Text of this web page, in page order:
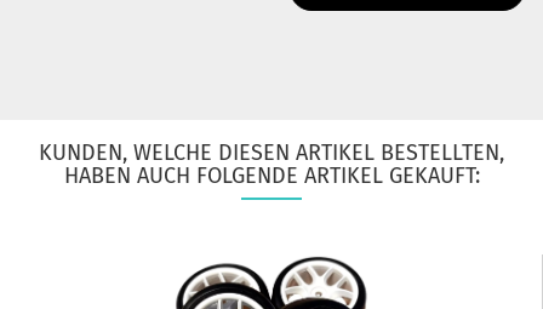
KUNDEN, WELCHE DIESEN ARTIKEL BESTELLTEN,
HABEN AUCH FOLGENDE ARTIKEL GEKAUFT: